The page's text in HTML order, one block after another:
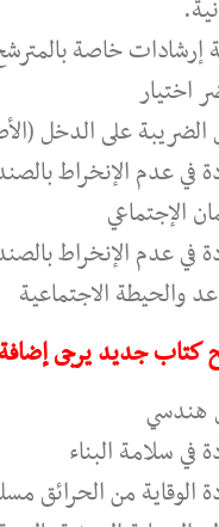
إرشادات خاصة
اختيار
على الدخل
في عدم الإنخراط
الإجتماعي
في عدم الإنخراط
والحيطة الاجتماعية
جديد يرجى إضافة
هندسي
في سلامة البناء
الوقاية من الحرائق